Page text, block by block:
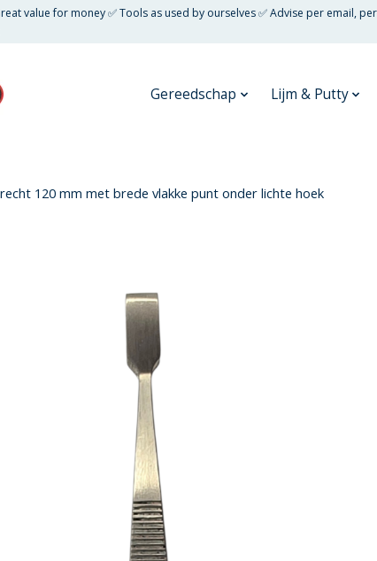
value for money ✅ Tools as used by ourselves ✅ Advise per email, per
Gereedschap Lijm & Putty
120 mm met brede vlakke punt onder lichte hoek